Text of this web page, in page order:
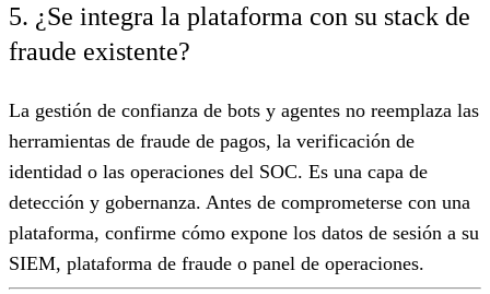
5. ¿Se integra la plataforma con su stack de
fraude existente?
La gestión de confianza de bots y agentes no reemplaza las
herramientas de fraude de pagos, la verificación de
identidad o las operaciones del SOC. Es una capa de
detección y gobernanza. Antes de comprometerse con una
plataforma, confirme cómo expone los datos de sesión a su
SIEM, plataforma de fraude o panel de operaciones.